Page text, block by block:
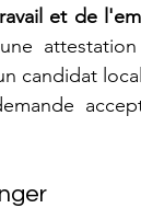
et de
candidat